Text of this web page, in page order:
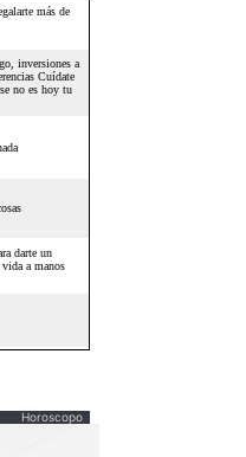
Horoscopo